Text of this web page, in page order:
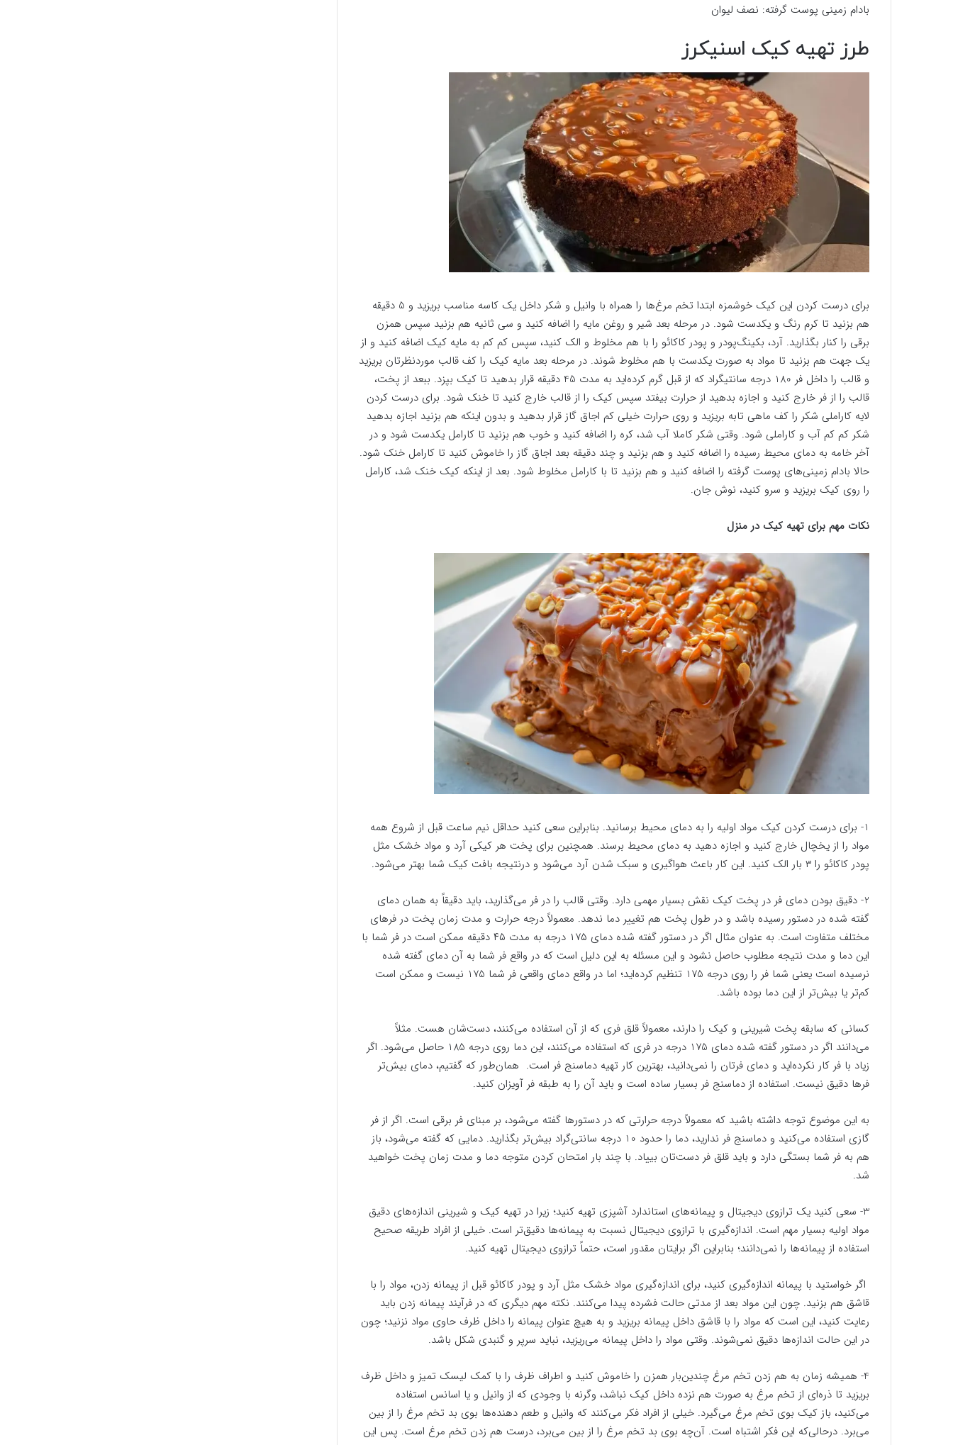
بادام زمینی پوست گرفته: نصف لیوان
طرز تهیه کیک اسنیکرز
برای درست کردن این کیک خوشمزه ابتدا تخم مرغ‌ها را همراه با وانیل و شکر داخل یک کاسه مناسب بریزید و 5 دقیقه
هم بزنید تا کرم رنگ و یکدست شود. در مرحله بعد شیر و روغن مایه را اضافه کنید و سی ثانیه هم بزنید سپس همزن
برقی را کنار بگذارید. آرد، بکینگ‌پودر و پودر کاکائو را با هم مخلوط و الک کنید، سپس کم کم به مایه کیک اضافه کنید و از
یک جهت هم بزنید تا مواد به صورت یکدست با هم مخلوط شوند. در مرحله بعد مایه کیک را کف قالب موردنظرتان بریزید
و قالب را داخل فر 180 درجه سانتیگراد که از قبل گرم کرده‌اید به مدت 45 دقیقه قرار بدهید تا کیک بپزد. ببعد از پخت،
قالب را از فر خارج کنید و اجازه بدهید از حرارت بیفتد سپس کیک را از قالب خارج کنید تا خنک شود. برای درست کردن
لایه کاراملی شکر را کف ماهی تابه بریزید و روی حرارت خیلی کم اجاق گاز قرار بدهید و بدون اینکه هم بزنید اجازه بدهید
شکر کم کم آب و کاراملی شود. وقتی شکر کاملا آب شد، کره را اضافه کنید و خوب هم بزنید تا کارامل یکدست شود و در
آخر خامه به دمای محیط رسیده را اضافه کنید و هم بزنید و چند دقیقه بعد اجاق گاز را خاموش کنید تا کارامل خنک شود.
حالا بادام زمینی‌های پوست گرفته را اضافه کنید و هم بزنید تا با کارامل مخلوط شود. بعد از اینکه کیک خنک شد، کارامل
را روی کیک بریزید و سرو کنید، نوش جان.
نکات مهم برای تهیه کیک در منزل
1- برای درست کردن کیک مواد اولیه را به دمای محیط برسانید. بنابراین سعی کنید حداقل نیم ساعت قبل از شروع همه
مواد را از یخچال خارج کنید و اجازه دهید به دمای محیط برسند. همچنین برای پخت هر کیکی آرد و مواد خشک مثل
پودر کاکائو را ۳ بار الک کنید. این کار باعث هواگیری و سبک شدن آرد می‌شود و درنتیجه بافت کیک شما بهتر می‌شود.
2- دقیق بودن دمای فر در پخت کیک نقش بسیار مهمی دارد. وقتی قالب را در فر می‌گذارید، باید دقیقاً به همان دمای
گفته شده در دستور رسیده باشد و در طول پخت هم تغییر دما ندهد. معمولاً درجه حرارت و مدت زمان پخت در فر‌های
مختلف متفاوت است. به عنوان مثال اگر در دستور گفته شده دمای ۱۷۵ درجه به مدت ۴۵ دقیقه ممکن است در فر شما با
این دما و مدت نتیجه مطلوب حاصل نشود و این مسئله به این دلیل است که در واقع فر شما به آن دمای گفته شده
نرسیده است یعنی شما فر را روی درجه 175 تنظیم کرده‌اید؛ اما در واقع دمای واقعی فر شما 175 نیست و ممکن است
کم‌تر یا بیش‌تر از این دما بوده باشد.
کسانی که سابقه پخت شیرینی و کیک را دارند، معمولاً قلق فری که از آن استفاده می‌کنند، دست‌شان هست. مثلاً
می‌دانند اگر در دستور گفته شده دمای 175 درجه در فری که استفاده می‌کنند، این دما روی درجه 185 حاصل می‌شود. اگر
زیاد با فر کار نکرده‌اید و دمای فرتان را نمی‌دانید، بهترین کار تهیه دماسنج فر است. همان‌طور که گفتیم، دمای بیش‌تر
فرها دقیق نیست. استفاده از دماسنج فر بسیار ساده است و باید آن را به طبقه فر آویزان کنید.
به این موضوع توجه داشته باشید که معمولاً درجه حرارتی که در دستور‌ها گفته می‌شود، بر مبنای فر برقی است. اگر از فر
گازی استفاده می‌کنید و دماسنج فر ندارید، دما را حدود 10 درجه سانتی‌گراد بیش‌تر بگذارید. دمایی که گفته می‌شود، باز
هم به فر شما بستگی دارد و باید قلق فر دست‌تان بییاد. با چند بار امتحان کردن متوجه دما و مدت زمان پخت خواهید
شد.
3- سعی کنید یک ترازوی دیجیتال و پیمانه‌های استاندارد آشپزی تهیه کنید؛ زیرا در تهیه کیک و شیرینی اندازه‌های دقیق
مواد اولیه بسیار مهم است. اندازه‌گیری با ترازوی دیجیتال نسبت به پیمانه‌ها دقیق‌تر است. خیلی از افراد طریقه صحیح
استفاده از پیمانه‌ها را نمی‌دانند؛ بنابراین اگر برایتان مقدور است، حتماً ترازوی دیجیتال تهیه کنید.
اگر خواستید با پیمانه اندازه‌گیری کنید، برای اندازه‌گیری مواد خشک مثل آرد و پودر کاکائو قبل از پیمانه زدن، مواد را با
قاشق هم بزنید. چون این مواد بعد از مدتی حالت فشرده پیدا می‌کنند. نکته مهم دیگری که در فرآیند پیمانه زدن باید
رعایت کنید، این است که مواد را با قاشق داخل پیمانه بریزید و به هیچ عنوان پیمانه را داخل ظرف حاوی مواد نزنید؛ چون
در این حالت اندازه‌ها دقیق نمی‌شوند. وقتی مواد را داخل پیمانه می‌ریزید، نباید سرپر و گنبدی شکل باشد.
4- همیشه زمان به هم زدن تخم مرغ چندین‌بار همزن را خاموش کنید و اطراف ظرف را با کمک لیسک تمیز و داخل ظرف
بریزید تا ذره‌ای از تخم مرغ به صورت هم نزده داخل کیک نباشد، وگرنه با وجودی که از وانیل و یا اسانس استفاده
می‌کنید، باز کیک بوی تخم مرغ می‌گیرد. خیلی از افراد فکر می‌کنند که وانیل و طعم دهنده‌ها بوی بد تخم مرغ را از بین
می‌برد. درحالی‌که این فکر اشتباه است. آن‌چه بوی بد تخم مرغ را از بین می‌برد، درست هم زدن تخم مرغ است. پس این